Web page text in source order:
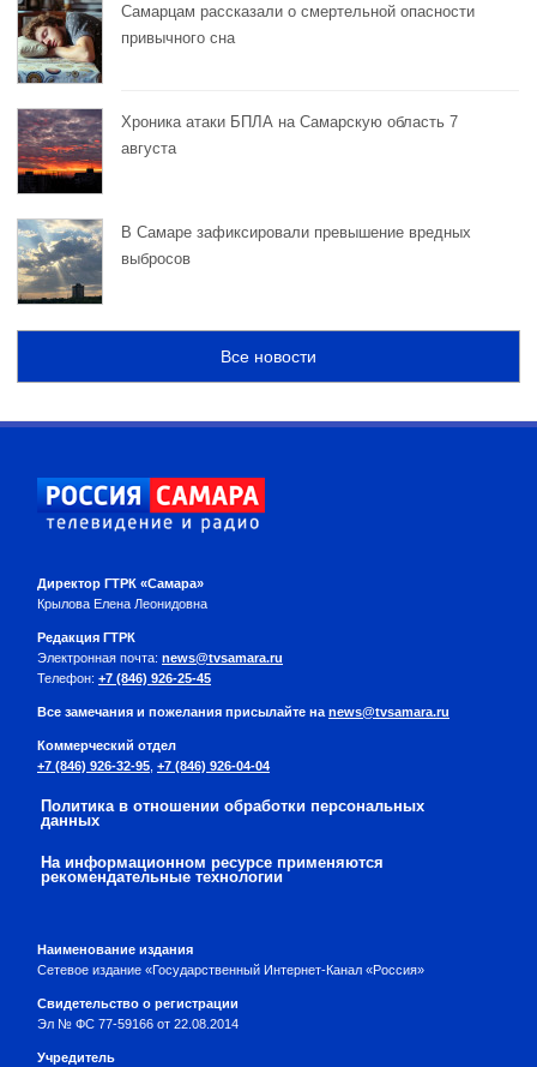
Самарцам рассказали о смертельной опасности
привычного сна
Хроника атаки БПЛА на Самарскую область 7
августа
В Самаре зафиксировали превышение вредных
выбросов
Все новости
Директор ГТРК «Самара»
Крылова Елена Леонидовна
Редакция ГТРК
Электронная почта: news@tvsamara.ru
Телефон: +7 (846) 926-25-45
Все замечания и пожелания присылайте на news@tvsamara.ru
Коммерческий отдел
+7 (846) 926-32-95 +7 (846) 926-04-04
Политика в отношении обработки персональных
данных
На информационном ресурсе применяются
рекомендательные технологии
Наименование издания
Сетевое издание «Государственный Интернет-Канал «Россия»
Свидетельство о регистрации
Эл № ФС 77-59166 от 22.08.2014
Учредитель